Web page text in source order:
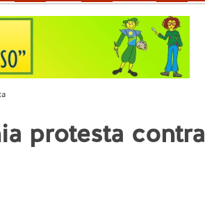
protesta contra